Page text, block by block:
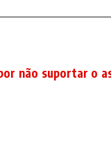
não suportar o